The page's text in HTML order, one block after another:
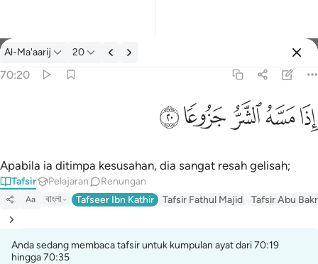
Tafsir: Al-Ma'aarij 70:20
Al-Ma'aarij 20
70:20
ﱰﱱﱲﱳﱴ
Apabila ia ditimpa kesusahan, dia sangat resah gelisah;
Tafsir Pelajaran Renungan
Aa বাংলা Tafseer Ibn Kathir Tafsir Fathul Majid Tafsir Abu
Anda sedang membaca tafsir untuk kumpulan ayat dari 70:19
hingga 70:35